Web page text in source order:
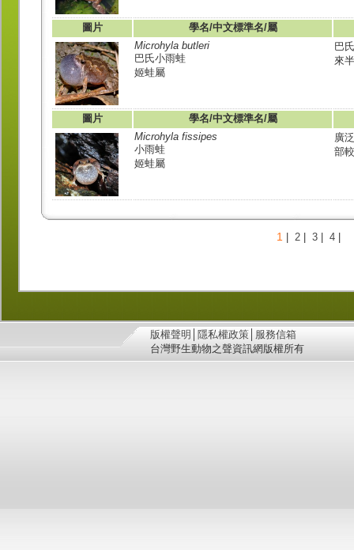
圖片
學名/中文標準名/屬
Microhyla butleri
巴氏小雨蛙
姬蛙屬
巴
來
圖片
學名/中文標準名/屬
Microhyla fissipes
小雨蛙
姬蛙屬
廣
部
1| 2| 3| 4|
版權聲明 隱私權政策 服務信箱
台灣野生動物之聲資訊網版權所有